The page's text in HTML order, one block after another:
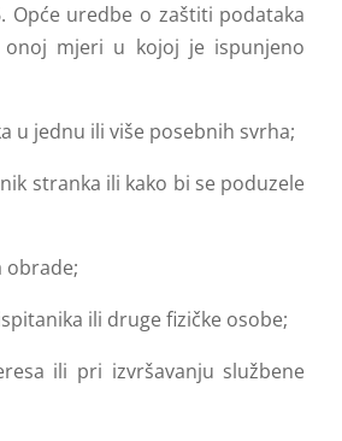
Opće uredbe o zaštiti podataka
mjeri u kojoj je ispunjeno
u jednu ili više posebnih svrha;
stranka ili kako bi se poduzele
obrade;
ili druge fizičke osobe;
ili pri izvršavanju službene